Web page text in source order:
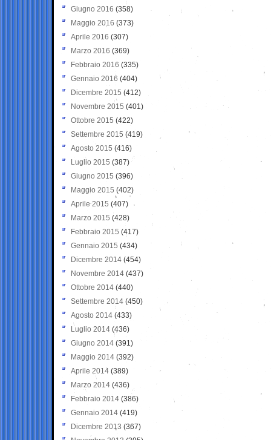
Giugno 2016 (358)
Maggio 2016 (373)
Aprile 2016 (307)
Marzo 2016 (369)
Febbraio 2016 (335)
Gennaio 2016 (404)
Dicembre 2015 (412)
Novembre 2015 (401)
Ottobre 2015 (422)
Settembre 2015 (419)
Agosto 2015 (416)
Luglio 2015 (387)
Giugno 2015 (396)
Maggio 2015 (402)
Aprile 2015 (407)
Marzo 2015 (428)
Febbraio 2015 (417)
Gennaio 2015 (434)
Dicembre 2014 (454)
Novembre 2014 (437)
Ottobre 2014 (440)
Settembre 2014 (450)
Agosto 2014 (433)
Luglio 2014 (436)
Giugno 2014 (391)
Maggio 2014 (392)
Aprile 2014 (389)
Marzo 2014 (436)
Febbraio 2014 (386)
Gennaio 2014 (419)
Dicembre 2013 (367)